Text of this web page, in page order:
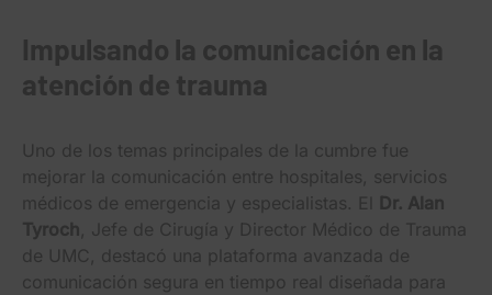
Impulsando la comunicación en la
atención de trauma
Uno de los temas principales de la cumbre fue
mejorar la comunicación entre hospitales, servicios
médicos de emergencia y especialistas. El Dr. Alan
Tyroch , Jefe de Cirugía y Director Médico de Trauma
de UMC, destacó una plataforma avanzada de
comunicación segura en tiempo real diseñada para